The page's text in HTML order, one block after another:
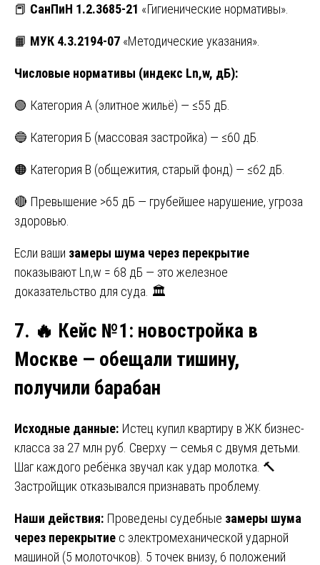
📕 СанПиН 1.2.3685-21 «Гигиенические нормативы».
📙 МУК 4.3.2194-07 «Методические указания».
Числовые нормативы (индекс Ln,w, дБ):
🟢 Категория А (элитное жильё) — ≤55 дБ.
🔵 Категория Б (массовая застройка) — ≤60 дБ.
🟠 Категория В (общежития, старый фонд) — ≤62 дБ.
🔴 Превышение >65 дБ — грубейшее нарушение, угроза
здоровью.
Если ваши замеры шума через перекрытие
показывают Ln,w = 68 дБ — это железное
доказательство для суда. 🏛️
7. 🔥 Кейс №1: новостройка в
Москве — обещали тишину,
получили барабан
Исходные данные: Истец купил квартиру в ЖК бизнес-
класса за 27 млн руб. Сверху — семья с двумя детьми.
Шаг каждого ребёнка звучал как удар молотка. 🔨
Застройщик отказывался признавать проблему.
Наши действия: Проведены судебные замеры шума
через перекрытие с электромеханической ударной
машиной (5 молоточков). 5 точек внизу, 6 положений